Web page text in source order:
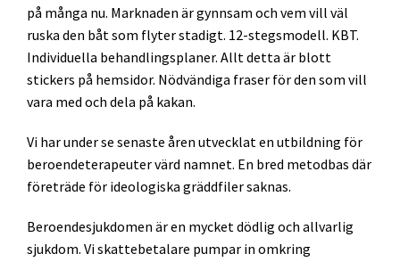
på många nu. Marknaden är gynnsam och vem vill väl
ruska den båt som flyter stadigt. 12-stegsmodell. KBT.
Individuella behandlingsplaner. Allt detta är blott
stickers på hemsidor. Nödvändiga fraser för den som vill
vara med och dela på kakan.
Vi har under se senaste åren utvecklat en utbildning för
beroendeterapeuter värd namnet. En bred metodbas där
företräde för ideologiska gräddfiler saknas.
Beroendesjukdomen är en mycket dödlig och allvarlig
sjukdom. Vi skattebetalare pumpar in omkring